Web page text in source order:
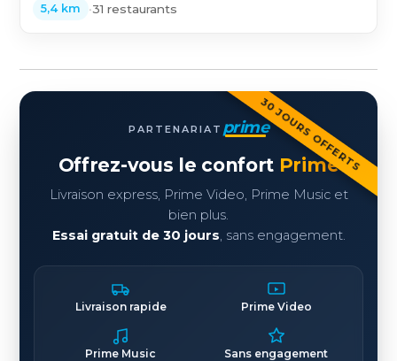
5,4 km •31 restaurants
30 JOURS OFFERTS
PARTENARIAT prime
Offrez-vous le confort Prime
Livraison express, Prime Video, Prime Music et
bien plus.
Essai gratuit de 30 jours, sans engagement.
Livraison rapide Prime Video
Prime Music Sans engagement